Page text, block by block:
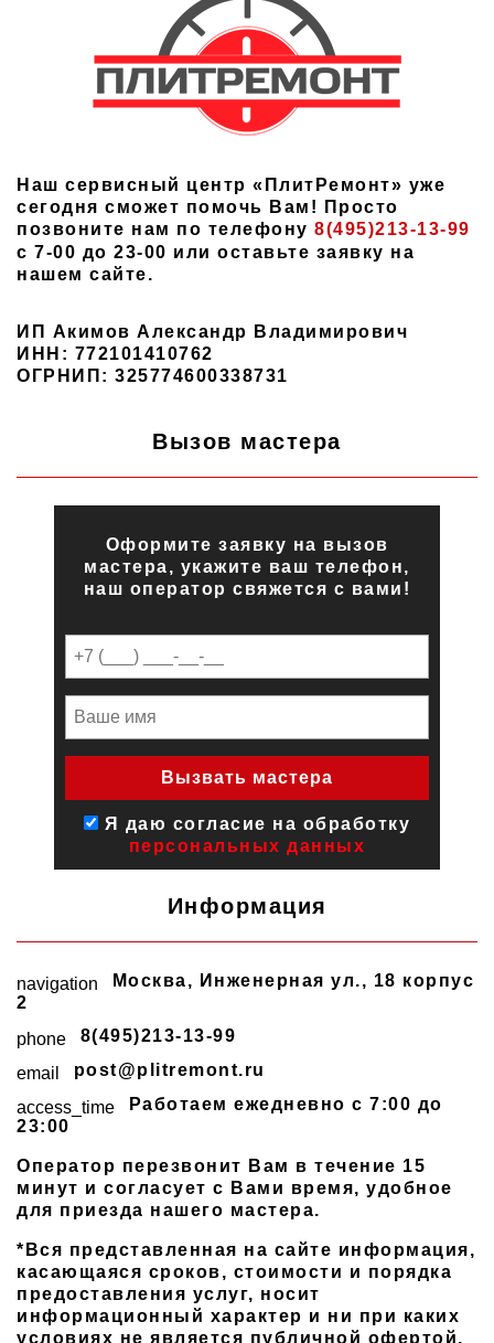
Наш сервисный центр «ПлитРемонт» уже
сегодня сможет помочь Вам! Просто
позвоните нам по телефону 8(495)213-13-99
с 7-00 до 23-00 или оставьте заявку на
нашем сайте.
ИП Акимов Александр Владимирович
ИНН: 772101410762
ОГРНИП: 325774600338731
Вызов мастера
Оформите заявку на вызов
мастера, укажите ваш телефон,
наш оператор свяжется с вами!
Я даю согласие на обработку
персональных данных
Информация
navigation Москва, Инженерная ул., 18 корпус
2
phone
8(495)213-13-99
email
post@plitremont.ru
access_time
Работаем ежедневно c 7:00 до
23:00
Оператор перезвонит Вам в течение 15
минут и согласует с Вами время, удобное
для приезда нашего мастера.
*Вся представленная на сайте информация,
касающаяся сроков, стоимости и порядка
предоставления услуг, носит
информационный характер и ни при каких
условиях не является публичной офертой,